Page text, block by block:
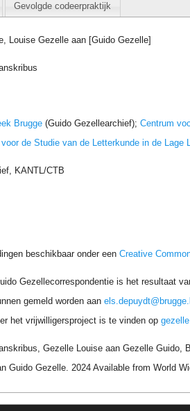
Gevolgde codeerpraktijk
Louise Gezelle aan [Guido Gezelle]
Brugge (Guido Gezellearchief);Centrum
voor de Studie van de Letterkunde in de Lage
KANTL/CTB
beschikbaar onder eenCreative
Gezellecorrespondentie is het resultaat
gemeld worden aan
het vrijwilligersproject is te vinden op
Gezelle Louise aan Gezelle
Guido Gezelle. 2024 Available from World